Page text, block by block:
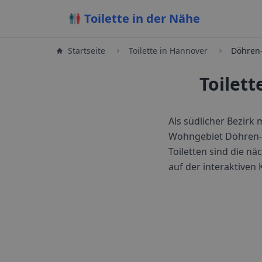
Toilette in der Nähe
Startseite Toilette in Hannover
Als südlicher Bezirk
Wohngebiet
Toiletten sind die
auf der interaktiven